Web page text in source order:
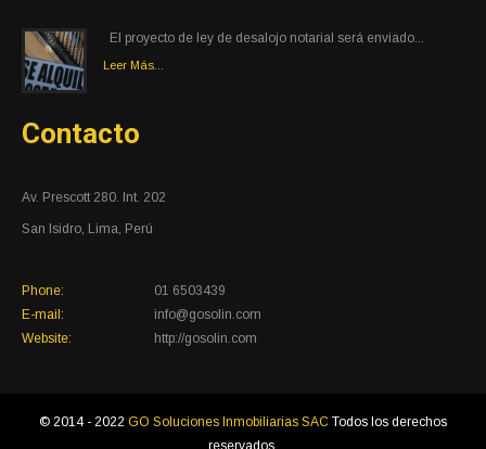
El proyecto de ley de desalojo notarial será enviado...
Leer Más...
Contacto
Av. Prescott 280. Int. 202
San Isidro, Lima, Perú
Phone:
01 6503439
E-mail:
info@gosolin.com
Website:
http://gosolin.com
© 2014 - 2022 GO Soluciones Inmobiliarias SAC Todos los derechos